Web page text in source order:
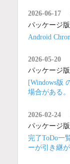
2026-06-17
パッケージ版
Android
2026-05-20
パッケージ版
[Windows版
場合がある。
2026-02-24
パッケージ
完了ToDo一
ーが引き継が